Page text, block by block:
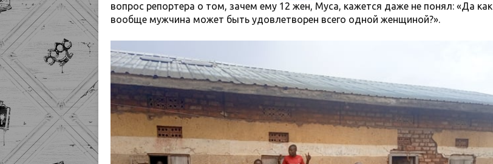
вопрос репортера о том, зачем ему 12 жен, Муса, кажется даже не понял: «Да как
вообще мужчина может быть удовлетворен всего одной женщиной?».